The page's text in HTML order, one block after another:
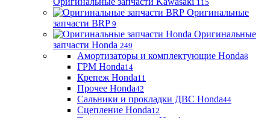
115
Оригинальные
запчасти BRP 9
Оригинальные
запчасти Honda 249
Амортизаторы и комплектующие Honda8
ГРМ Honda14
Крепеж Honda11
Прочее Honda42
Сальники и прокладки ДВС Honda44
Сцепление Honda12